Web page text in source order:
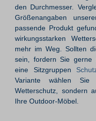
den Durchmesser.
Größenangaben
passende Produkt
wirkungsstarken
mehr im Weg. Sollten
sein, fordern Sie gerne
eine Sitzgruppen
Variante wählen Sie
Wetterschutz, sondern
Ihre Outdoor-Möbel.